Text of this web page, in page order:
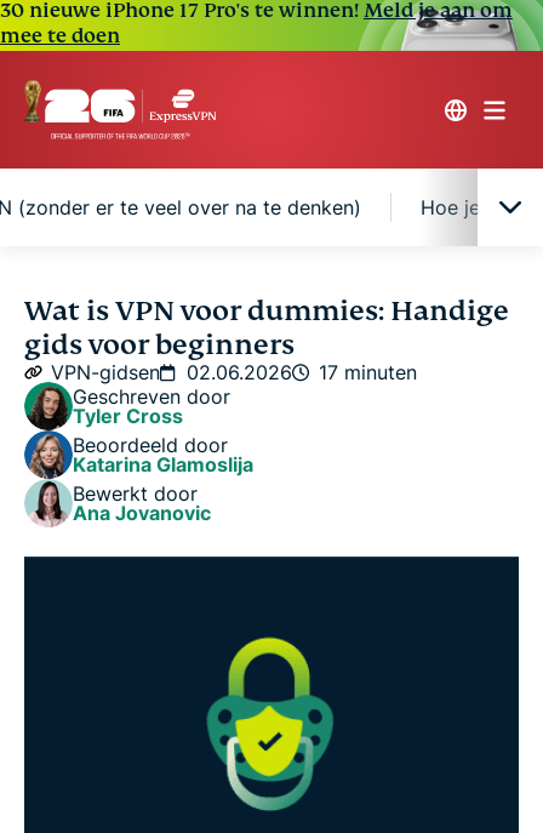
30 nieuwe iPhone 17 Pro's te winnen!Meld je aan om
mee te doen
(zonder er te veel over na te denken) Hoe je een
VPN eenvoudig uitgelegd
Hoe werkt een VPN? Geen vaktermen, dat beloven
we!
Waar kan een VPN je bij helpen?
VPN versus proxy, DNS en andere tools: Wat is het
verschil?
Hoe kies je een VPN (zonder er te veel over na te
Hoe je een VPN instelt en gebruikt (stap voor
Wat is VPN voor dummies: Handige
gids voor beginners
VPN-gidsen 02.06.2026
17 minuten
Geschreven door
Tyler Cross
Beoordeeld door
Katarina Glamoslija
Bewerkt door
Ana Jovanovic